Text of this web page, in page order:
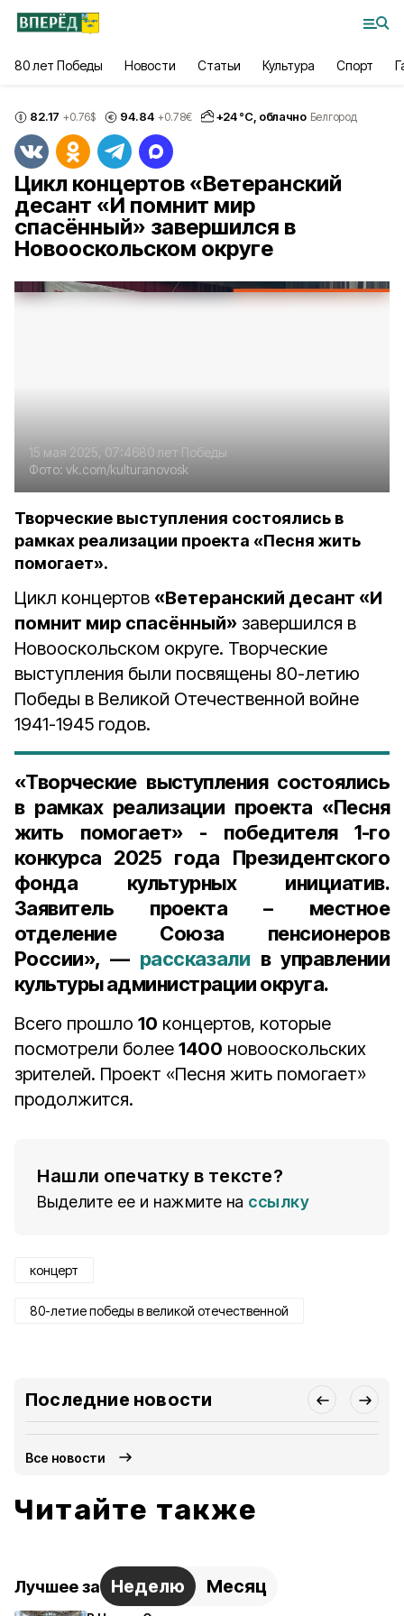
80 лет Победы Новости Статьи Культура Спорт
82.17 +0.76$ 94.84 +0.78€ +24°С, облачно Белгород
Цикл концертов «Ветеранский
десант «И помнит мир
спасённый» завершился в
Новооскольском округе
15 мая 2025, 07:4680 лет Победы
Фото: vk.com/kulturanovosk
Творческие выступления состоялись в
рамках реализации проекта «Песня жить
помогает».
Цикл концертов «Ветеранский десант «И
помнит мир спасённый» завершился в
Новооскольском округе. Творческие
выступления были посвящены 80-летию
Победы в Великой Отечественной войне
1941-1945 годов.
«Творческие выступления состоялись
в рамках реализации проекта «Песня
жить помогает» - победителя 1-го
конкурса 2025 года Президентского
фонда культурных инициатив.
Заявитель проекта – местное
отделение Союза пенсионеров
России», — рассказали в управлении
культуры администрации округа.
Всего прошло 10 концертов, которые
посмотрели более 1400 новооскольских
зрителей. Проект «Песня жить помогает»
продолжится.
Нашли опечатку в тексте?
Выделите ее и нажмите на ссылку
концерт
80-летие победы в великой отечественной
Последние новости
Все новости
Читайте также
Лучшее за Неделю Месяц